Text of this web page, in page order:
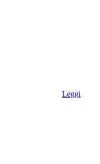
Leggi